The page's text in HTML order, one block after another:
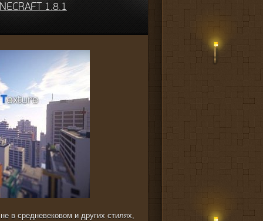
1.8.1
в средневековом и других стилях,